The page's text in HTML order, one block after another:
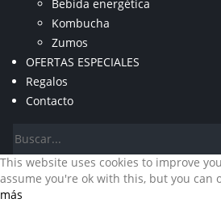
Bebida energética
Kombucha
Zumos
OFERTAS ESPECIALES
Regalos
Contacto
This website uses cookies to improve
assume you're ok with this, but you can
más